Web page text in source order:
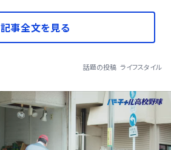
記事全文を見る
話題の投稿 ライフスタイル